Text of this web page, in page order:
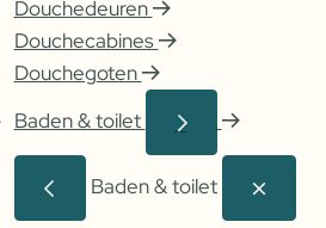
Douchedeuren
Douchecabines
Douchegoten
Baden & toilet
Baden & toilet